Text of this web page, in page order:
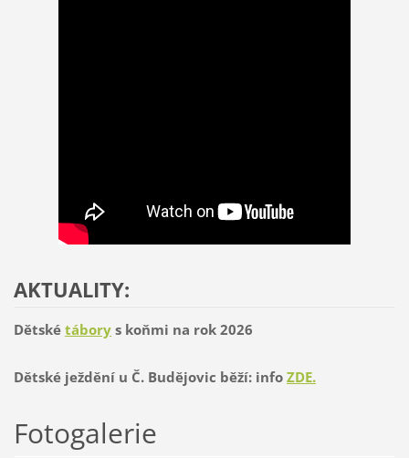
AKTUALITY:
Dětské táborys koňmi na rok 2026
Dětské ježdění u Č. Budějovic běží: info ZDE.
Fotogalerie